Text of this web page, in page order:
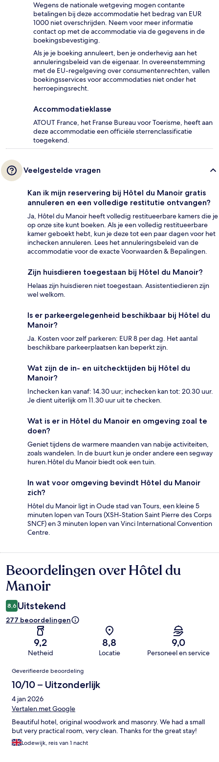
Wegens de nationale wetgeving mogen contante
betalingen bij deze accommodatie het bedrag van EUR
1000 niet overschrijden. Neem voor meer informatie
contact op met de accommodatie via de gegevens in de
boekingsbevestiging.
Als je je boeking annuleert, ben je onderhevig aan het
annuleringsbeleid van de eigenaar. In overeenstemming
met de EU-regelgeving over consumentenrechten, vallen
boekingsservices voor accommodaties niet onder het
herroepingsrecht.
Accommodatieklasse
ATOUT France, het Franse Bureau voor Toerisme, heeft aan
deze accommodatie een officiële sterrenclassificatie
toegekend.
Veelgestelde vragen
Kan ik mijn reservering bij Hôtel du Manoir gratis
annuleren en een volledige restitutie ontvangen?
Ja, Hôtel du Manoir heeft volledig restitueerbare kamers die je
op onze site kunt boeken. Als je een volledig restitueerbare
kamer geboekt hebt, kun je deze tot een paar dagen voor het
inchecken annuleren. Lees het annuleringsbeleid van de
accommodatie voor de exacte Voorwaarden & Bepalingen.
Zijn huisdieren toegestaan bij Hôtel du Manoir?
Helaas zijn huisdieren niet toegestaan. Assistentiedieren zijn
wel welkom.
Is er parkeergelegenheid beschikbaar bij Hôtel du
Manoir?
Ja. Kosten voor zelf parkeren: EUR 8 per dag. Het aantal
beschikbare parkeerplaatsen kan beperkt zijn.
Wat zijn de in- en uitchecktijden bij Hôtel du
Manoir?
Inchecken kan vanaf: 14.30 uur; inchecken kan tot: 20.30 uur.
Je dient uiterlijk om 11.30 uur uit te checken.
Wat is er in Hôtel du Manoir en omgeving zoal te
doen?
Geniet tijdens de warmere maanden van nabije activiteiten,
zoals wandelen. In de buurt kun je onder andere een segway
huren.Hôtel du Manoir biedt ook een tuin.
In wat voor omgeving bevindt Hôtel du Manoir
zich?
Hôtel du Manoir ligt in Oude stad van Tours, een kleine 5
minuten lopen van Tours (XSH-Station Saint Pierre des Corps
SNCF) en 3 minuten lopen van Vinci International Convention
Centre.
Beoordelingen
Beoordelingen over Hôtel du
Manoir
8,6 Uitstekend
277 beoordelingen
9,2
Netheid
8,8
Locatie
9,0
Personeel en service
Beoordelingen
Geverifieerde beoordeling
10/10 – Uitzonderlijk
4 jan 2026
Vertalen met Google
Beautiful hotel, original woodwork and masonry. We had a small
but very practical room, very clean. Thanks for the great stay!
Lodewijk, reis van 1 nacht